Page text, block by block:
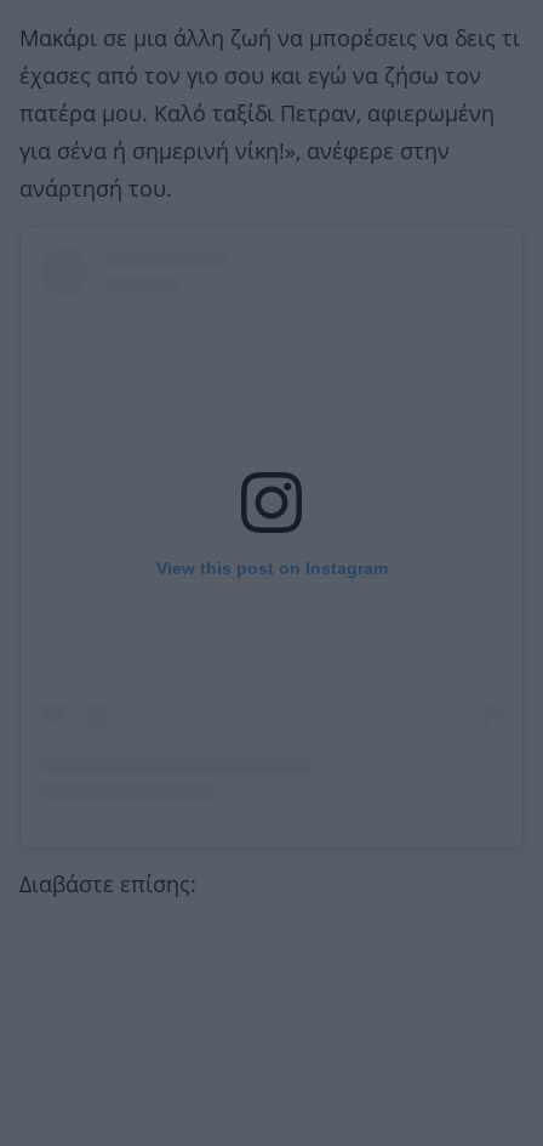
Μακάρι σε μια άλλη ζωή να μπορέσεις να δεις τι
έχασες από τον γιο σου και εγώ να ζήσω τον
πατέρα μου. Καλό ταξίδι Πετραν, αφιερωμένη
για σένα ή σημερινή νίκη!», ανέφερε στην
ανάρτησή του.
View this post on Instagram
Διαβάστε επίσης: